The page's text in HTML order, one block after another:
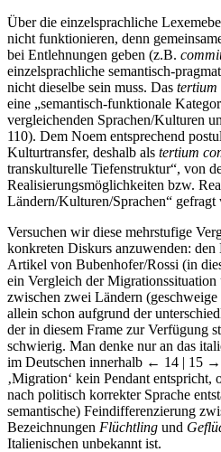
Über die einzelsprachliche
nicht funktionieren, denn
bei Entlehnungen geben (z.B.
einzelsprachliche semantisch-
nicht dieselbe sein muss. Das tertium
eine „semantisch-funktionale
vergleichenden Sprachen/Kulturen
110). Dem Noem entsprechend
Kulturtransfer, deshalb als tertium
transkulturelle Tiefenstruktur“, von
Realisierungsmöglichkeiten bzw.
Ländern/Kulturen/Sprachen“
Versuchen wir diese mehrstufige
konkreten Diskurs anzuwenden:
Artikel von Bubenhofer/Rossi (in
ein Vergleich der
zwischen zwei Ländern
allein schon aufgrund der
der in diesem Frame zur Verfügung
schwierig. Man denke nur an das
im Deutschen innerhalb ← 14 | 15 →
‚Migration‘ kein Pendant entspricht,
nach politisch korrekter Sprache
semantische) Feindifferenzierung
Bezeichnungen Flüchtling und
Italienischen unbekannt ist.